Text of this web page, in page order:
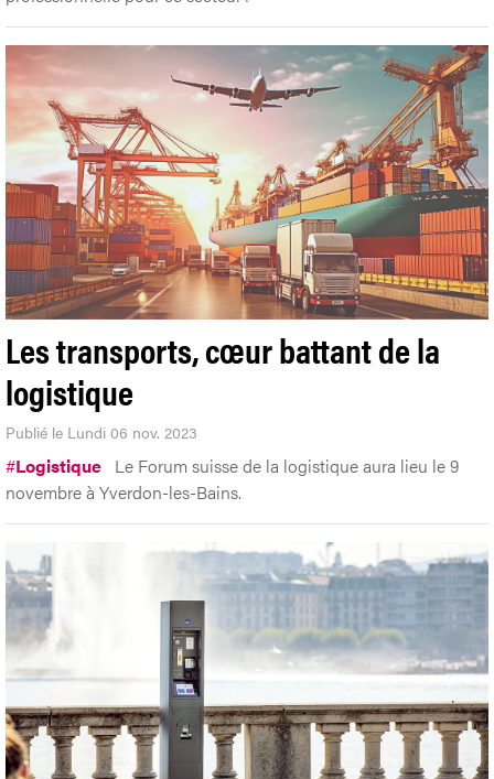
Les transports, cœur battant de la
logistique
Publié le Lundi 06 nov. 2023
#Logistique Le Forum suisse de la logistique aura lieu le 9
novembre à Yverdon-les-Bains.